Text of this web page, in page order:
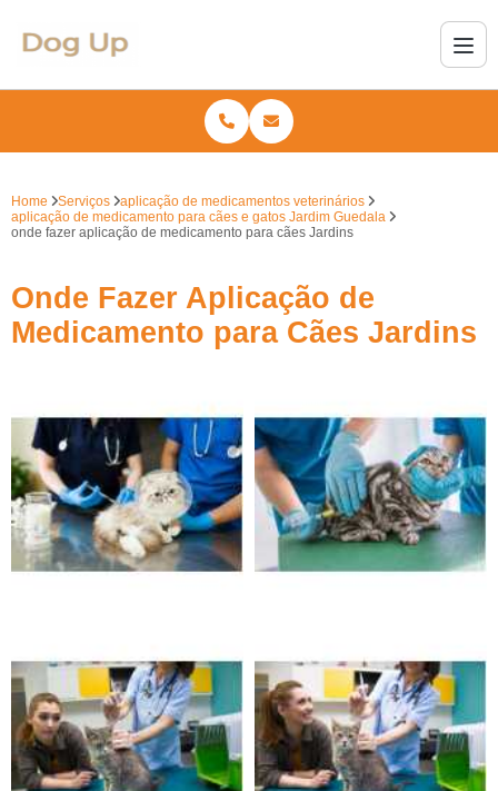
Home Serviços
aplicação de medicamentos veterinários
aplicação de medicamento para cães e gatos Jardim Guedala
onde fazer aplicação de medicamento para cães Jardins
Onde Fazer Aplicação de
Medicamento para Cães Jardins